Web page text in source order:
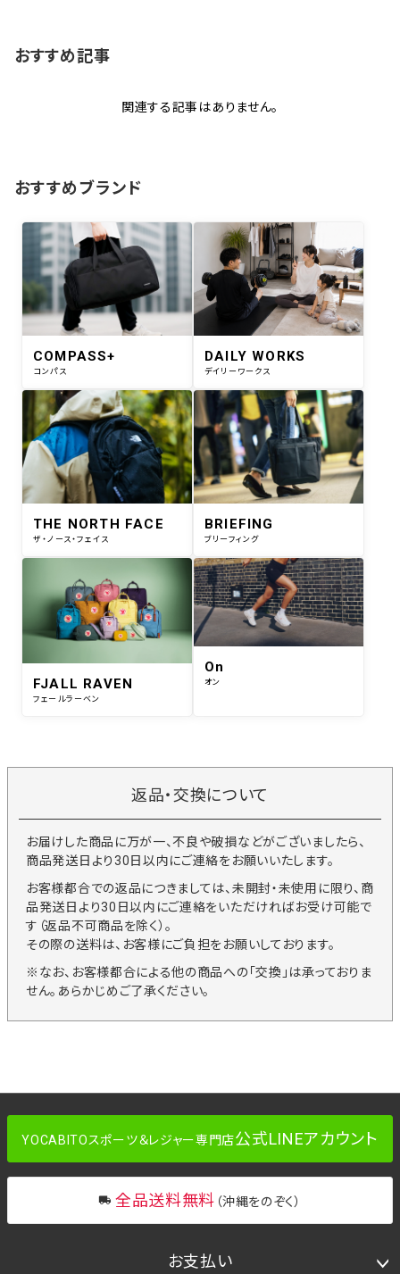
おすすめ記事
関連する記事はありません。
おすすめブランド
COMPASS+
コンパス
DAILY WORKS
デイリーワークス
THE NORTH FACE
ザ・ノース・フェイス
BRIEFING
ブリーフィング
FJALL RAVEN
フェールラーベン
On
オン
返品・交換について
お届けした商品に万が一、不良や破損などがございましたら、
商品発送日より30日以内にご連絡をお願いいたします。
お客様都合での返品につきましては、未開封・未使用に限り、商
品発送日より30日以内にご連絡をいただければお受け可能で
す（返品不可商品を除く）。
その際の送料は、お客様にご負担をお願いしております。
※なお、お客様都合による他の商品への「交換」は承っておりま
せん。あらかじめご了承ください。
YOCABITOスポーツ＆レジャー専門店公式LINEアカウント
全品送料無料 （沖縄をのぞく）
お支払い